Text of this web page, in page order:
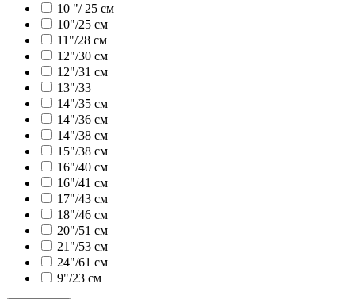
10 "/ 25 см
10"/25 см
11"/28 см
12"/30 см
12"/31 см
13"/33
14"/35 см
14"/36 см
14"/38 см
15"/38 см
16"/40 см
16"/41 см
17"/43 см
18"/46 см
20"/51 см
21"/53 см
24"/61 см
9"/23 см